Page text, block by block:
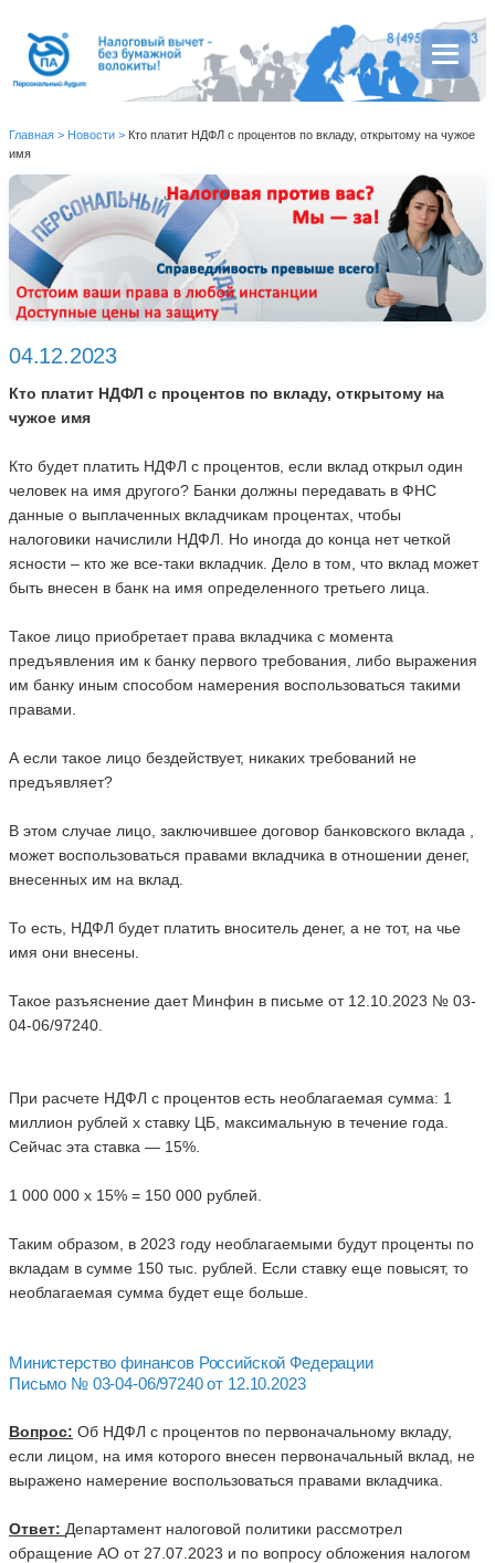
Главная > Новости > Кто платит НДФЛ с процентов по вкладу, открытому на чужое
имя
04.12.2023
Кто платит НДФЛ с процентов по вкладу, открытому на
чужое имя
Кто будет платить НДФЛ с процентов, если вклад открыл один
человек на имя другого? Банки должны передавать в ФНС
данные о выплаченных вкладчикам процентах, чтобы
налоговики начислили НДФЛ. Но иногда до конца нет четкой
ясности – кто же все-таки вкладчик. Дело в том, что вклад может
быть внесен в банк на имя определенного третьего лица.
Такое лицо приобретает права вкладчика с момента
предъявления им к банку первого требования, либо выражения
им банку иным способом намерения воспользоваться такими
правами.
А если такое лицо бездействует, никаких требований не
предъявляет?
В этом случае лицо, заключившее договор банковского вклада ,
может воспользоваться правами вкладчика в отношении денег,
внесенных им на вклад.
То есть, НДФЛ будет платить вноситель денег, а не тот, на чье
имя они внесены.
Такое разъяснение дает Минфин в письме от 12.10.2023 № 03-
04-06/97240.
При расчете НДФЛ с процентов есть необлагаемая сумма: 1
миллион рублей х ставку ЦБ, максимальную в течение года.
Сейчас эта ставка — 15%.
1 000 000 х 15% = 150 000 рублей.
Таким образом, в 2023 году необлагаемыми будут проценты по
вкладам в сумме 150 тыс. рублей. Если ставку еще повысят, то
необлагаемая сумма будет еще больше.
Министерство финансов Российской Федерации
Письмо № 03-04-06/97240 от 12.10.2023
Вопрос: Об НДФЛ с процентов по первоначальному вкладу,
если лицом, на имя которого внесен первоначальный вклад, не
выражено намерение воспользоваться правами вкладчика.
Ответ: Департамент налоговой политики рассмотрел
обращение АО от 27.07.2023 и по вопросу обложения налогом